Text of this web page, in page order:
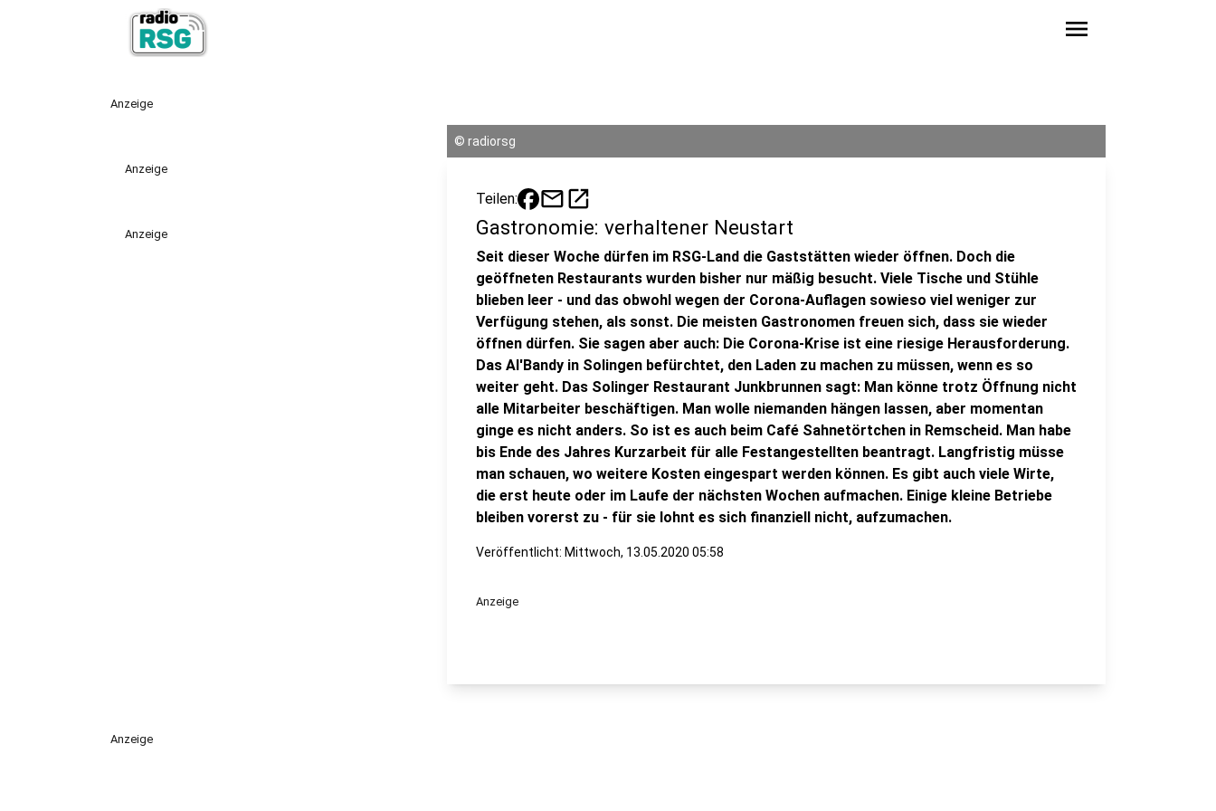
menu
Anzeige
Anzeige
Anzeige
© radiorsg
Teilen: mailopen_in_new
Gastronomie: verhaltener Neustart
Seit dieser Woche dürfen im RSG-Land die Gaststätten wieder öffnen. Doch die
geöffneten Restaurants wurden bisher nur mäßig besucht. Viele Tische und Stühle
blieben leer - und das obwohl wegen der Corona-Auflagen sowieso viel weniger zur
Verfügung stehen, als sonst. Die meisten Gastronomen freuen sich, dass sie wieder
öffnen dürfen. Sie sagen aber auch: Die Corona-Krise ist eine riesige Herausforderung.
Das Al'Bandy in Solingen befürchtet, den Laden zu machen zu müssen, wenn es so
weiter geht. Das Solinger Restaurant Junkbrunnen sagt: Man könne trotz Öffnung nicht
alle Mitarbeiter beschäftigen. Man wolle niemanden hängen lassen, aber momentan
ginge es nicht anders. So ist es auch beim Café Sahnetörtchen in Remscheid. Man habe
bis Ende des Jahres Kurzarbeit für alle Festangestellten beantragt. Langfristig müsse
man schauen, wo weitere Kosten eingespart werden können. Es gibt auch viele Wirte,
die erst heute oder im Laufe der nächsten Wochen aufmachen. Einige kleine Betriebe
bleiben vorerst zu - für sie lohnt es sich finanziell nicht, aufzumachen.
Veröffentlicht: Mittwoch, 13.05.2020 05:58
Anzeige
Anzeige